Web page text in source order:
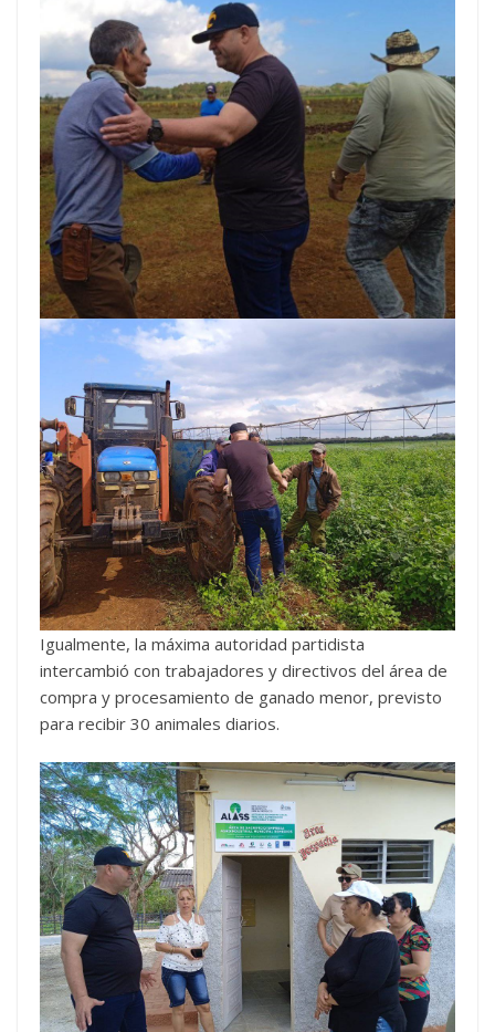
Igualmente, la máxima autoridad partidista
intercambió con trabajadores y directivos del área de
compra y procesamiento de ganado menor, previsto
para recibir 30 animales diarios.